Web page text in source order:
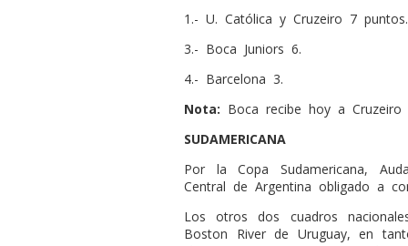
1.- U. Católica y Cruzeiro 7 puntos.
3.- Boca Juniors 6.
4.- Barcelona 3.
Nota: Boca recibe hoy a
SUDAMERICANA
Por la Copa Sudamericana,
Central de Argentina obligado a
Los otros dos cuadros
Boston River de Uruguay, en